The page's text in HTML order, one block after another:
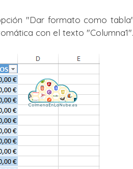
"Dar formato como
con el texto "Columna1".